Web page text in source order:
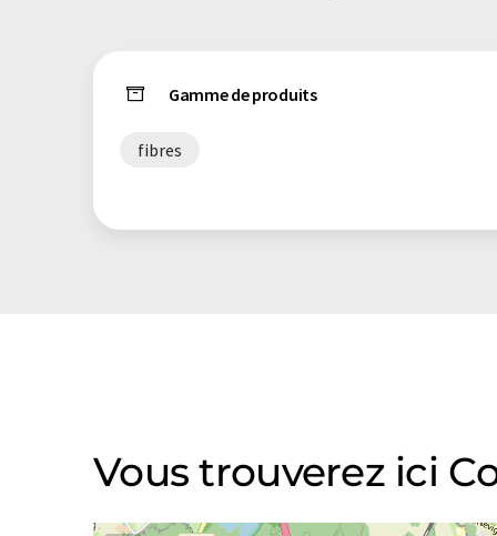
Gamme de produits
fibres
Vous trouverez ici